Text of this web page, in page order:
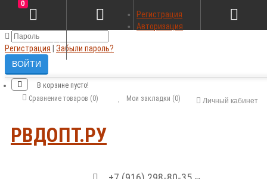
Авторизация
Регистрация Забыли пароль?
Личный кабинет
Мои закладки (0)
Сравнение товаров (0)
РВДОПТ.РУ
Регистрация
Авторизация
0
В корзине пусто!